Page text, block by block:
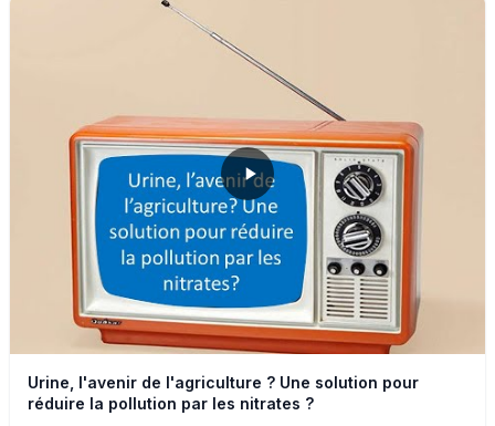
Urine, l'avenir de l'agriculture ? Une solution pour
réduire la pollution par les nitrates ?